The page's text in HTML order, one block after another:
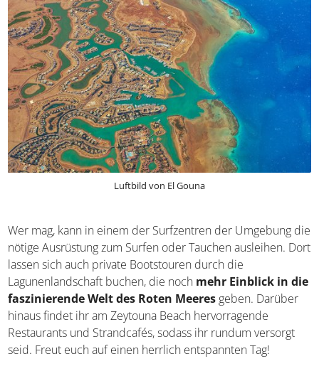
Luftbild von El Gouna
Wer mag, kann in einem der Surfzentren der Umgebung
die nötige Ausrüstung zum Surfen oder Tauchen
ausleihen. Dort lassen sich auch private Bootstouren
durch die Lagunenlandschaft buchen, die nochmehr
Einblick in die faszinierende Welt des Roten Meeres
geben. Darüber hinaus findet ihr am Zeytouna Beach